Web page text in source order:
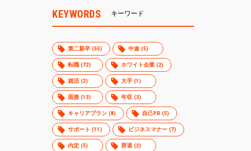
KEYWORDS キーワード
第二新卒 (55) 中途 (5)
転職 (72) ホワイト企業 (2)
就活 (2) 大手 (1)
面接 (13) 年収 (3)
キャリアプラン (8) 自己PR (5)
サポート (11) ビジネスマナー (7)
内定 (5) 辞退 (2)